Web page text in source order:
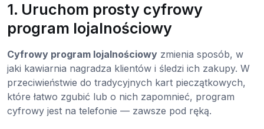
1. Uruchom prosty cyfrowy
program lojalnościowy
Cyfrowy program lojalnościowy zmienia sposób, w
jaki kawiarnia nagradza klientów i śledzi ich zakupy. W
przeciwieństwie do tradycyjnych kart pieczątkowych,
które łatwo zgubić lub o nich zapomnieć, program
cyfrowy jest na telefonie — zawsze pod ręką.